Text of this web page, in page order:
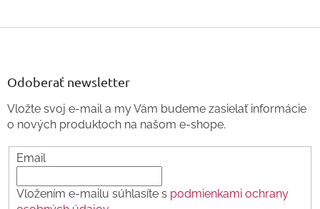
Z
Odoberať newsletter
Vložte svoj e-mail a my Vám budeme zasielať informácie
o nových produktoch na našom e-shope.
Email
Vložením e-mailu súhlasíte s podmienkami ochrany